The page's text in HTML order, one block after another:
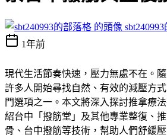
1年前
現代生活節奏快速，壓力無處不在。
許多人開始尋找自然、有效的減壓方
門選項之一。本文將深入探討推拿療
紹台中「撥筋堂」及其他專業整復、
骨、台中撥筋等技術，幫助人們舒緩壓